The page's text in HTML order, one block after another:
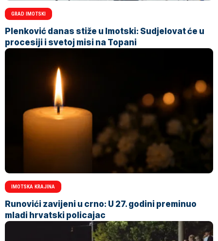
GRAD IMOTSKI
Plenković danas stiže u Imotski: Sudjelovat će u
procesiji i svetoj misi na Topani
IMOTSKA KRAJINA
Runovići zavijeni u crno: U 27. godini preminuo
mladi hrvatski policajac